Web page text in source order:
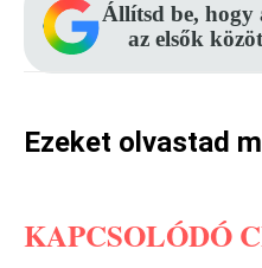
Állítsd be, hogy
az elsők
Ezeket olvastad
KAPCSOLÓDÓ